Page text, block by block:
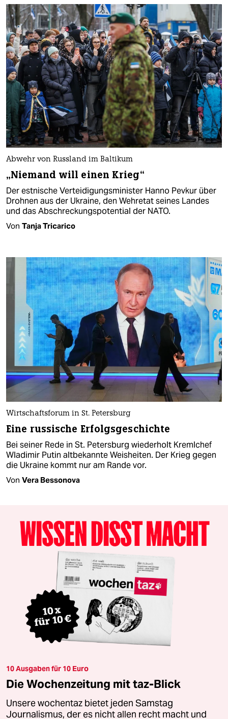
Abwehr von Russland im Baltikum
„Niemand will einen Krieg“
Der estnische Verteidigungsminister Hanno Pevkur über
Drohnen aus der Ukraine, den Wehretat seines Landes
und das Abschreckungspotential der NATO.
Von Tanja Tricarico
Wirtschaftsforum in St. Petersburg
Eine russische Erfolgsgeschichte
Bei seiner Rede in St. Petersburg wiederholt Kremlchef
Wladimir Putin altbekannte Weisheiten. Der Krieg gegen
die Ukraine kommt nur am Rande vor.
Von Vera Bessonova
10 Ausgaben für 10 Euro
Die Wochenzeitung mit taz-Blick
Unsere wochentaz bietet jeden Samstag
Journalismus, der es nicht allen recht macht und